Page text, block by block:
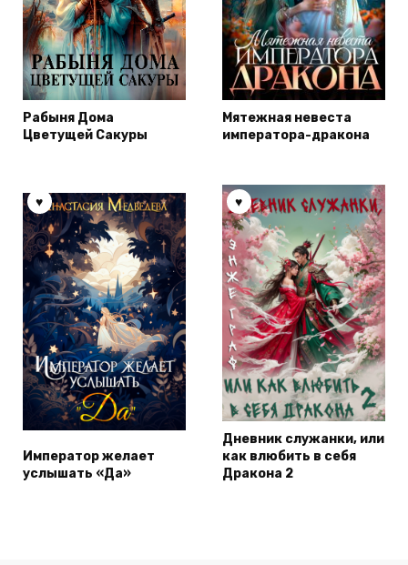
Рабыня Дома
Цветущей Сакуры
Мятежная невеста
императора-дракона
Император желает
услышать «Да»
Дневник служанки, или
как влюбить в себя
Дракона 2